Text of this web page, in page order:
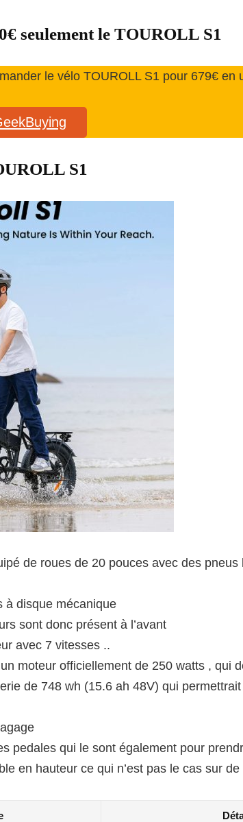
seulement le TOUROLL S1
le vélo TOUROLL S1 pour 679€ en
S1
de roues de 20 pouces avec des
à disque mécanique
sont donc présent à l’avant
avec 7 vitesses ..
moteur officiellement de 250 watts , qui
de 748 wh (15.6 ah 48V) qui
pedales qui le sont également pour
en hauteur ce qui n’est pas le cas sur